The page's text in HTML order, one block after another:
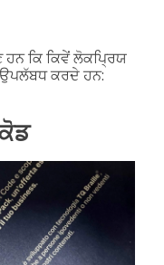
ਕਿ ਕਿਵੇਂ ਲੋਕਪ੍ਰਿਯ
ਕਰਦੇ ਹਨ: